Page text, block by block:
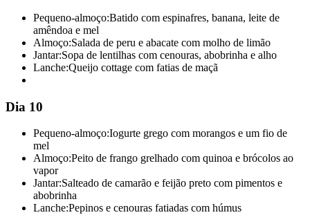
Pequeno-almoço:Batido com espinafres, banana, leite de
amêndoa e mel
Almoço:Salada de peru e abacate com molho de limão
Jantar:Sopa de lentilhas com cenouras, abobrinha e alho
Lanche:Queijo cottage com fatias de maçã
Dia 10
Pequeno-almoço:Iogurte grego com morangos e um fio de
mel
Almoço:Peito de frango grelhado com quinoa e brócolos ao
vapor
Jantar:Salteado de camarão e feijão preto com pimentos e
abobrinha
Lanche:Pepinos e cenouras fatiadas com húmus